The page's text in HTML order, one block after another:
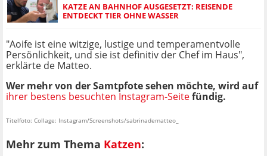
KATZE AN BAHNHOF AUSGESETZT: REISENDE
ENTDECKT TIER OHNE WASSER
"Aoife ist eine witzige, lustige und temperamentvolle
Persönlichkeit, und sie ist definitiv der Chef im Haus",
erklärte de Matteo.
Wer mehr von der Samtpfote sehen möchte, wird auf
ihrer bestens besuchten Instagram-Seitefündig.
Titelfoto: Collage: Instagram/Screenshots/sabrinadematteo_
Mehr zum Thema Katzen: